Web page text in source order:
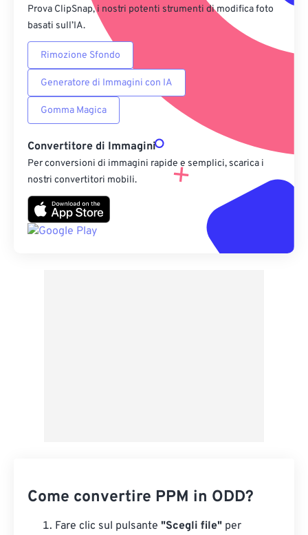
Prova ClipSnap, i nostri potenti strumenti di modifica foto
basati sull’IA.
Rimozione Sfondo
Generatore di Immagini con IA
Gomma Magica
Convertitore di Immagini
Per conversioni di immagini rapide e semplici, scarica i
nostri convertitori mobili.
Come convertire PPM in ODD?
Fare clic sul pulsante "Scegli file" per